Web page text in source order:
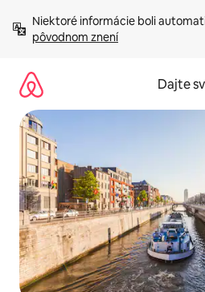
obsah.
Niektoré informácie boli
pôvodnom znení
Dajte